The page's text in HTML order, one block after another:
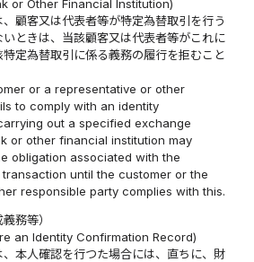
or Other Financial Institution)
、顧客又は代表者等が特定為替取引を行う
ときは、当該顧客又は代表者等がこれに
定為替取引に係る義務の履行を拒むこと
or a representative or other
to comply with an identity
out a specified exchange
or other financial institution may
obligation associated with the
until the customer or the
responsible party complies with this.
務等）
an Identity Confirmation Record)
、本人確認を行つた場合には、直ちに、財